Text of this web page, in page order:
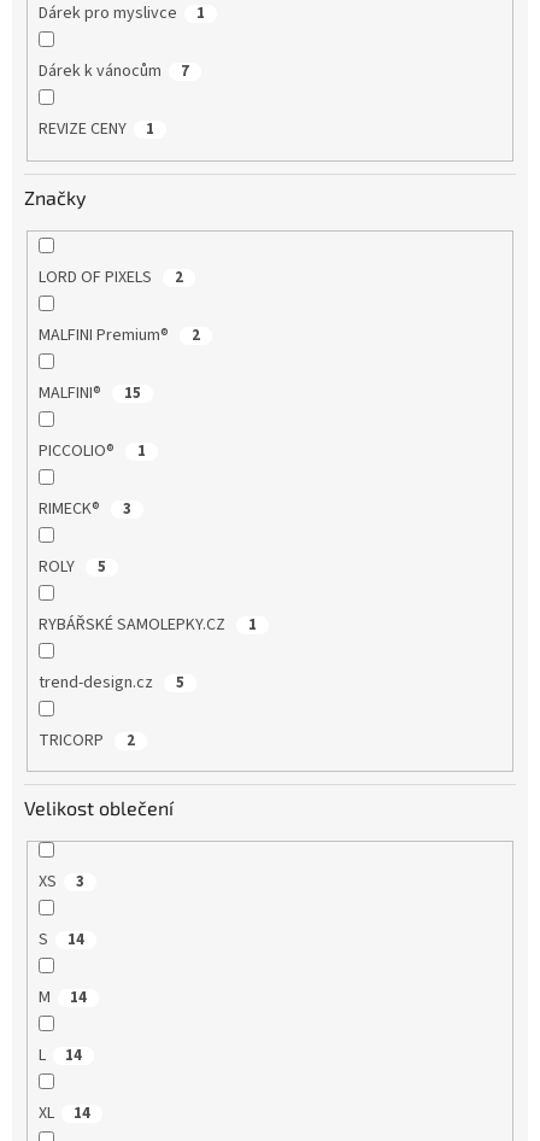
Dárek pro myslivce 1
Dárek k vánocům 7
REVIZE CENY 1
Značky
LORD OF PIXELS 2
MALFINI Premium® 2
MALFINI® 15
PICCOLIO® 1
RIMECK® 3
ROLY 5
RYBÁŘSKÉ SAMOLEPKY.CZ 1
trend-design.cz 5
TRICORP 2
Velikost oblečení
XS 3
S 14
M 14
L 14
XL 14